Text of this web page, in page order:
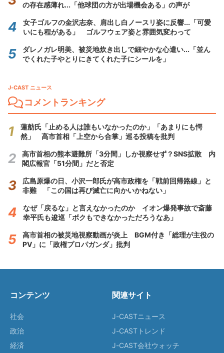
の存在感薄れ...「他球団の方が出場機会ある」の声が
女子ゴルフの金沢志奈、肩出し白ノースリ姿に反響...「可愛
いにも程がある」 ゴルフウェア姿と雰囲気変わって
ダレノガレ明美、被災地炊き出しで細やかな心遣い...「並ん
でくれた子やとりにきてくれた子にシールを」
J-CAST ニュース
コメントランキング
蓮舫氏「止める人は誰もいなかったのか」「あまりにも愕
然」 高市首相「上空から合掌」巡る投稿を批判
高市首相の熊本避難所「3分間」しか視察せず？SNS拡散 内
閣広報官「51分間」だと否定
広島原爆の日、小沢一郎氏が高市政権を「戦前回帰路線」と
非難 「この国は再び滅亡に向かいかねない」
なぜ「戻るな」と言えなかったのか イオン爆発事故で斎藤
幸平氏も逡巡「ボクもできなかっただろうなあ」
高市首相の被災地視察動画が炎上 BGM付き「総理が主役の
PV」に「政権プロパガンダ」批判
コンテンツ
社会
政治
経済
関連サイト
J-CASTニュース
J-CASTトレンド
J-CAST会社ウォッチ